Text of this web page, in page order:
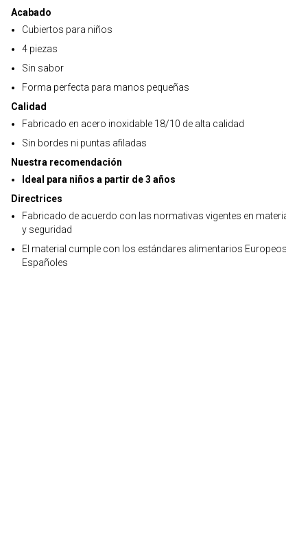
Acabado
Cubiertos para niños
4 piezas
Sin sabor
Forma perfecta para manos pequeñas
Calidad
Fabricado en acero inoxidable 18/10 de alta calidad
Sin bordes ni puntas afiladas
Nuestra recomendación
Ideal para niños a partir de 3 años
Directrices
Fabricado de acuerdo con las normativas vigentes en
y seguridad
El material cumple con los estándares alimentarios
Españoles